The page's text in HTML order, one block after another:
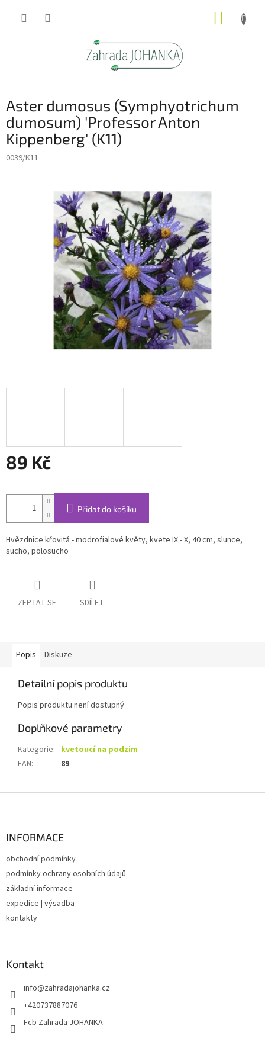
Aster dumosus (Symphyotrichum
dumosum) 'Professor Anton
Kippenberg' (K11)
0039/K11
89 Kč
cena:
Přidat do košíku
Hvězdnice křovitá - modrofialové květy, kvete IX - X, 40 cm, slunce,
sucho, polosucho
ZEPTAT SE SDÍLET
Popis Diskuze
Detailní popis produktu
Popis produktu není dostupný
Doplňkové parametry
Kategorie: kvetoucí na podzim
EAN: 89
INFORMACE
obchodní podmínky
podmínky ochrany osobních údajů
základní informace
expedice | výsadba
kontakty
Kontakt
info@zahradajohanka.cz
+420737887076
Fcb Zahrada JOHANKA